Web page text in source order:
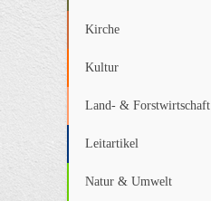
Kirche
Kultur
Land- & Forstwirtschaft
Leitartikel
Natur & Umwelt